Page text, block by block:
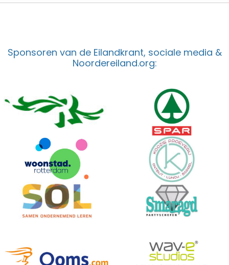
Sponsoren van de Eilandkrant, sociale media &
Noordereiland.org: